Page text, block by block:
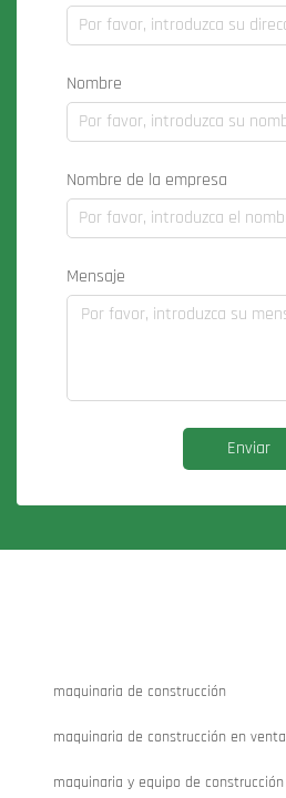
Nombre
Nombre de la empresa
Mensaje
Enviar
maquinaria de construcción
maquinaria de construcción en venta
maquinaria y equipo de construcción